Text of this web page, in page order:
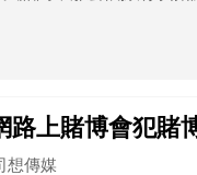
路上賭博會犯賭
想傳媒